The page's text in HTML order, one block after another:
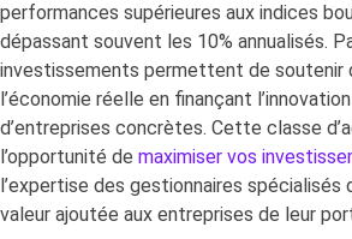
performances supérieures aux indices
dépassant souvent les 10% annualisés.
investissements permettent de soutenir
l’économie réelle en finançant
d’entreprises concrètes. Cette classe
l’opportunité de maximiser vos
l’expertise des gestionnaires spécialisés
valeur ajoutée aux entreprises de leur